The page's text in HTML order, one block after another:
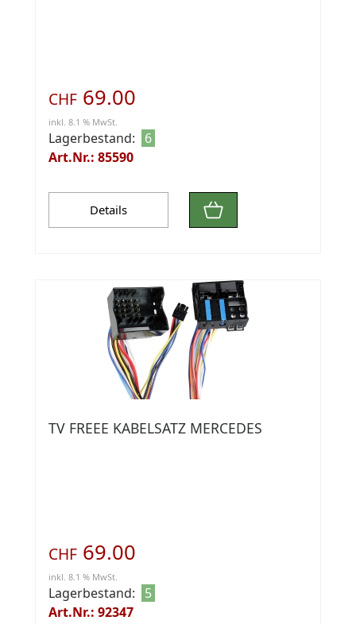
CHF 69.00
inkl. 8.1 % MwSt.
Lagerbestand:
6
Art.Nr.: 85590
Details
TV FREEE KABELSATZ MERCEDES
CHF 69.00
inkl. 8.1 % MwSt.
Lagerbestand:
5
Art.Nr.: 92347